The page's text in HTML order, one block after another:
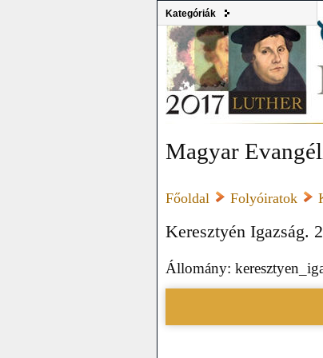
Kategóriák
Magyar
Főoldal Folyóiratok
Keresztyén Igazság.
Állomány: